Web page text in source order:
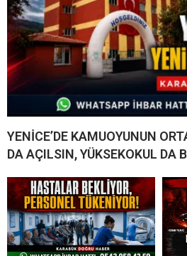
YENİCE’DE KAMUOYUNUN
DA AÇILSIN, YÜKSEKOKUL DA